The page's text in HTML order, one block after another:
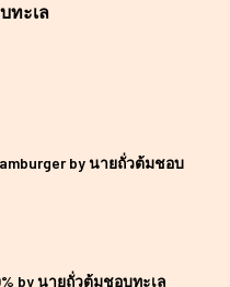
ทะเล
by นายถั่วต้มชอบ
by นายถั่วต้มชอบทะเล